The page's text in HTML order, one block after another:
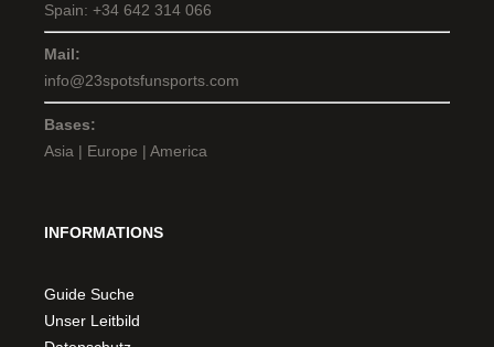
Spain: +34 642 314 066
Mail:
info@23spotsfunsports.com
Bases:
Asia | Europe | America
INFORMATIONS
Guide Suche
Unser Leitbild